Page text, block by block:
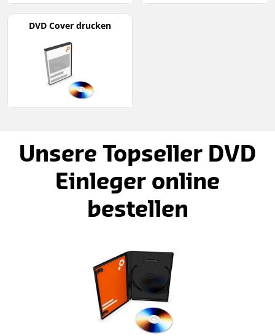
DVD Cover drucken
Unsere Topseller DVD
Einleger online
bestellen